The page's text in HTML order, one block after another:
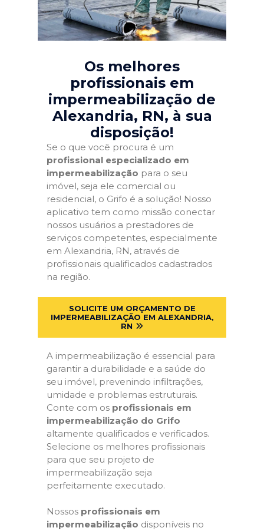
Os melhores
profissionais em
impermeabilização de
Alexandria, RN, à sua
disposição!
Se o que você procura é um
profissional especializado em
impermeabilização para o seu
imóvel, seja ele comercial ou
residencial, o Grifo é a solução! Nosso
aplicativo tem como missão conectar
nossos usuários a prestadores de
serviços competentes, especialmente
em Alexandria, RN, através de
profissionais qualificados cadastrados
na região.
SOLICITE UM ORÇAMENTO DE
IMPERMEABILIZAÇÃO EM ALEXANDRIA,
RN
A impermeabilização é essencial para
garantir a durabilidade e a saúde do
seu imóvel, prevenindo infiltrações,
umidade e problemas estruturais.
Conte com os profissionais em
impermeabilização do Grifo
altamente qualificados e verificados.
Selecione os melhores profissionais
para que seu projeto de
impermeabilização seja
perfeitamente executado.
Nossos profissionais em
impermeabilização disponíveis no